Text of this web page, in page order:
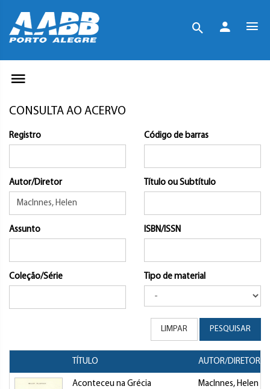
CONSULTA AO ACERVO
Registro Código de barras
Autor/Diretor Título ou Subtítulo
Assunto ISBN/ISSN
Coleção/Série Tipo de material
LIMPAR PESQUISAR
TÍTULO AUTOR/DIRETOR
Aconteceu na Grécia MacInnes, Helen